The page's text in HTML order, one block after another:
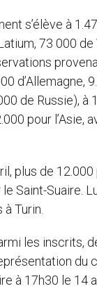
s’élève à
73 000
d’Allemagne,
de Russie),
pour l’Asie,
plus de
Saint-Suaire.
à Turin.
les
à 17h30 le 14